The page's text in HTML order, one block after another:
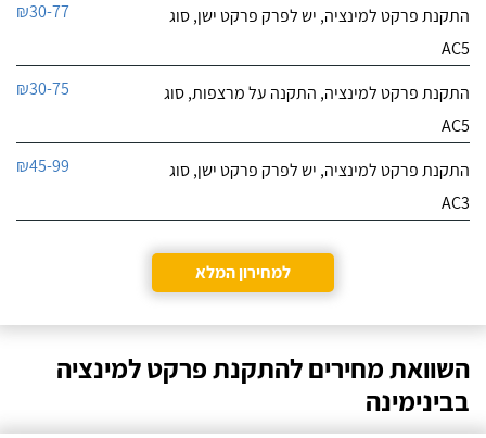
התקנת פרקט למינציה, יש לפרק פרקט ישן, סוג
AC5
₪30-77
התקנת פרקט למינציה, התקנה על מרצפות, סוג
AC5
₪30-75
התקנת פרקט למינציה, יש לפרק פרקט ישן, סוג
AC3
₪45-99
למחירון המלא
השוואת מחירים להתקנת פרקט למינציה
בבינימינה